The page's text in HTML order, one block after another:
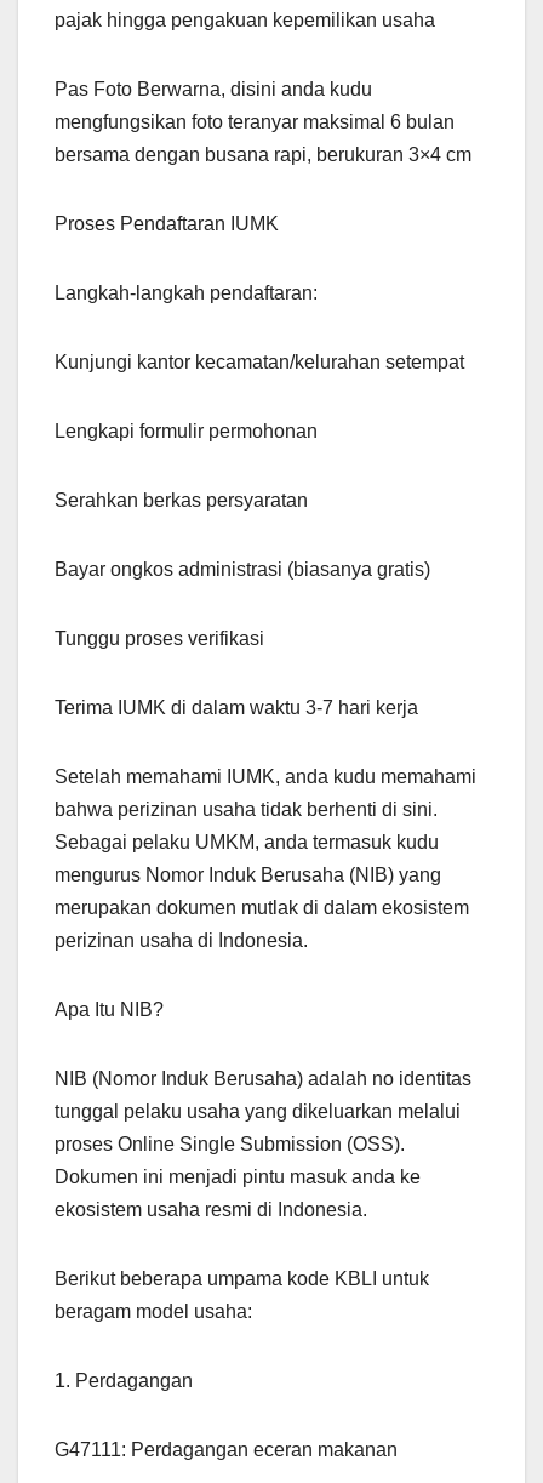
pajak hingga pengakuan kepemilikan usaha
Pas Foto Berwarna, disini anda kudu
mengfungsikan foto teranyar maksimal 6 bulan
bersama dengan busana rapi, berukuran 3×4 cm
Proses Pendaftaran IUMK
Langkah-langkah pendaftaran:
Kunjungi kantor kecamatan/kelurahan setempat
Lengkapi formulir permohonan
Serahkan berkas persyaratan
Bayar ongkos administrasi (biasanya gratis)
Tunggu proses verifikasi
Terima IUMK di dalam waktu 3-7 hari kerja
Setelah memahami IUMK, anda kudu memahami
bahwa perizinan usaha tidak berhenti di sini.
Sebagai pelaku UMKM, anda termasuk kudu
mengurus Nomor Induk Berusaha (NIB) yang
merupakan dokumen mutlak di dalam ekosistem
perizinan usaha di Indonesia.
Apa Itu NIB?
NIB (Nomor Induk Berusaha) adalah no identitas
tunggal pelaku usaha yang dikeluarkan melalui
proses Online Single Submission (OSS).
Dokumen ini menjadi pintu masuk anda ke
ekosistem usaha resmi di Indonesia.
Berikut beberapa umpama kode KBLI untuk
beragam model usaha:
1. Perdagangan
G47111: Perdagangan eceran makanan